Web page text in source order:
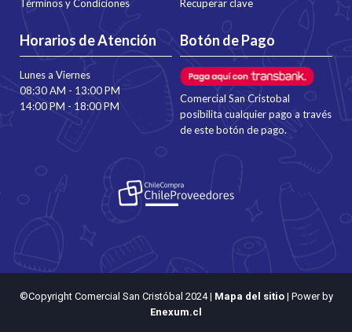
Términos y Condiciones
Recuperar clave
Horarios de Atención
Lunes a Viernes
08:30 AM - 13:00 PM
14:00 PM - 18:00 PM
Botón de Pago
Comercial San Cristobal
posibilita cualquier pago a través
de este botón de pago.
©Copyright Comercial San Cristóbal 2024| Mapa del sitio| Power by
Enexum.cl